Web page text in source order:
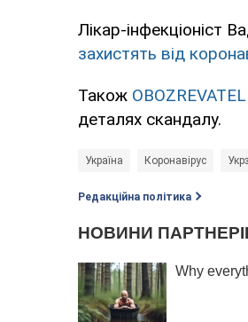
Лікар-інфекціоніст
захистять від
Також OBOZREVATEL
деталях скандалу.
Україна Коронавірус
Редакційна політика